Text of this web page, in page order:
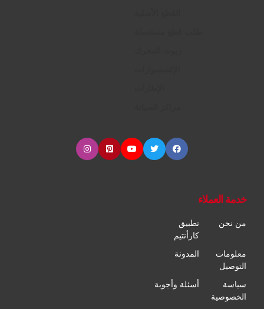
خدمة العملاء
من نحن
تطبيق
كارأنتيم
معلومات
التوصيل
المدونة
سياسة
الخصوصية
أسئلة وأجوبة